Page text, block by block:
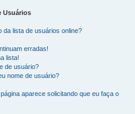
Usuários
da lista de usuários online?
erradas!
lista!
de usuário?
nome de usuário?
aparece solicitando que eu faça o